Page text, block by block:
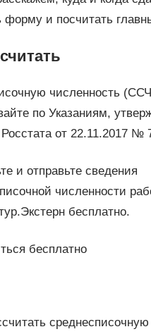
форму и посчитать
численность
по Указаниям,
от 22.11.2017 №
и отправьте сведения
численности
бесплатно.
бесплатно